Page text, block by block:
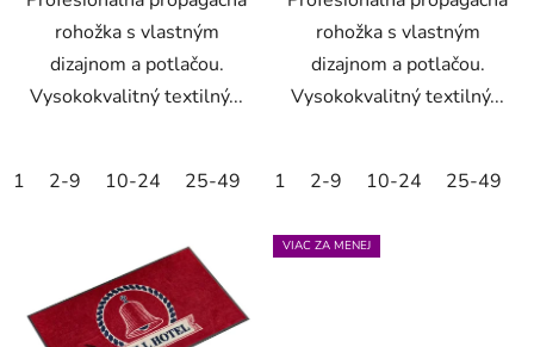
rohožka s vlastným
dizajnom a potlačou.
Vysokokvalitný textilný...
1 2-9 10-24 25-49 50-99 100-249 250-499
rohožka s vlastným
dizajnom a potlačou.
Vysokokvalitný textilný...
1 2-9 10-24 25-49
VIAC ZA MENEJ